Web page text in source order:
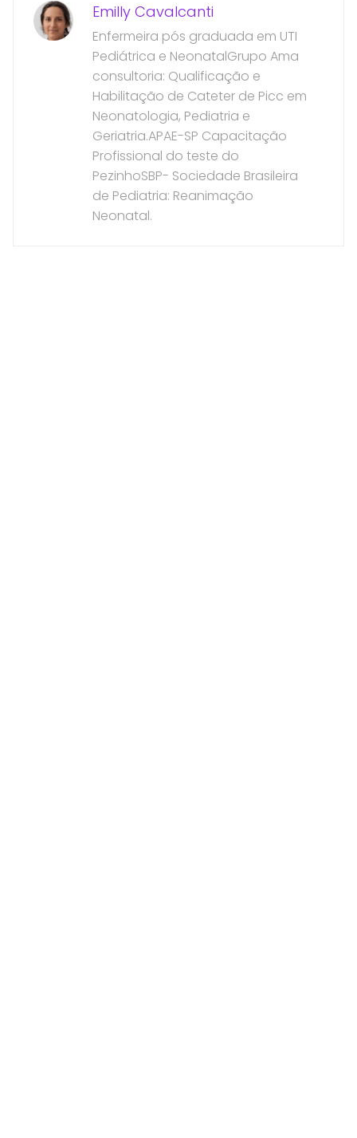
Emilly Cavalcanti
Enfermeira pós graduada em UTI
Pediátrica e NeonatalGrupo Ama
consultoria: Qualificação e
Habilitação de Cateter de Picc em
Neonatologia, Pediatria e
Geriatria.APAE-SP Capacitação
Profissional do teste do
PezinhoSBP- Sociedade Brasileira
de Pediatria: Reanimação
Neonatal.